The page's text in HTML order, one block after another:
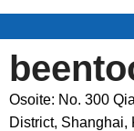
Osoite: No. 300
District, Shanghai,